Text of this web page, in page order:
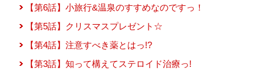
【第6話】小旅行&温泉のすすめなのですっ！
【第5話】クリスマスプレゼント☆
【第4話】注意すべき薬とはっ!?
【第3話】知って構えてステロイド治療っ!